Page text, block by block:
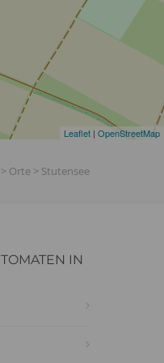
Leaflet | OpenStreetMap
> Orte > Stutensee
IN